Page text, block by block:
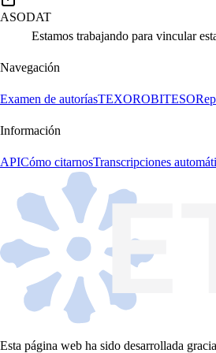
ASODAT
Estamos trabajando para vincular
Navegación
Examen de autoríasTEXOROBITESO
Información
APICómo citarnosTranscripciones
Esta página web ha sido desarrollada